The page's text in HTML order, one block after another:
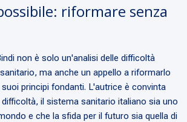
riformare senza
non è solo un'analisi delle difficoltà
ma anche un appello a riformarlo
principi fondanti. L'autrice è convinta
il sistema sanitario italiano sia uno
e che la sfida per il futuro sia quella di